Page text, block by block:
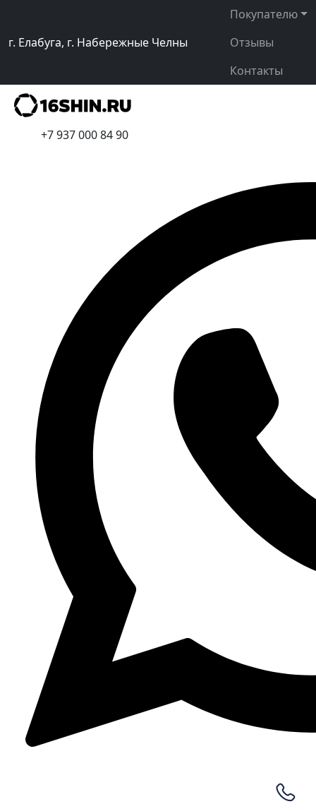
г. Елабуга, г. Набережные Челны
Покупателю
Отзывы
Контакты
+7 937 000 84 90